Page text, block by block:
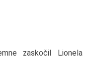
zaskočil Lionela